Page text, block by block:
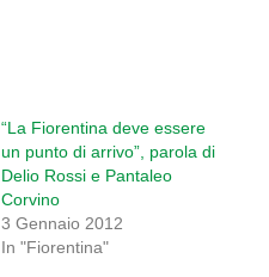
“La Fiorentina deve essere
un punto di arrivo”, parola di
Delio Rossi e Pantaleo
Corvino
3 Gennaio 2012
In "Fiorentina"